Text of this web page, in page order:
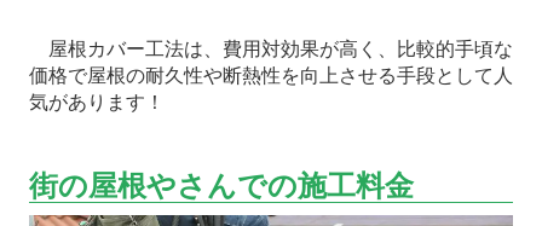
屋根カバー工法は、費用対効果が高く、比較的手頃な
価格で屋根の耐久性や断熱性を向上させる手段として人
気があります！
街の屋根やさんでの施工料金